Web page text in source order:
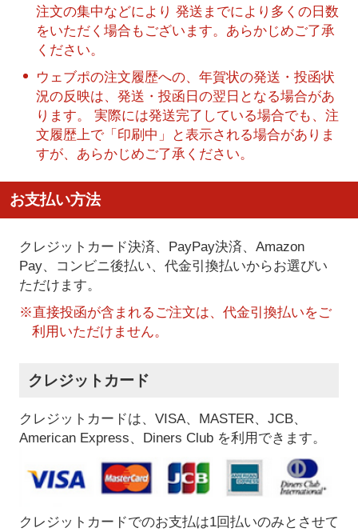
注文の集中などにより 発送までにより多くの日数
をいただく場合もございます。あらかじめご了承
ください。
ウェブポの注文履歴への、年賀状の発送・投函状
況の反映は、発送・投函日の翌日となる場合があ
ります。 実際には発送完了している場合でも、注
文履歴上で「印刷中」と表示される場合がありま
すが、あらかじめご了承ください。
お支払い方法
クレジットカード決済、PayPay決済、Amazon
Pay、コンビニ後払い、代金引換払いからお選びい
ただけます。
※直接投函が含まれるご注文は、代金引換払いをご
利用いただけません。
クレジットカード
クレジットカードは、VISA、MASTER、JCB、
American Express、Diners Club を利用できます。
クレジットカードでのお支払は1回払いのみとさせて